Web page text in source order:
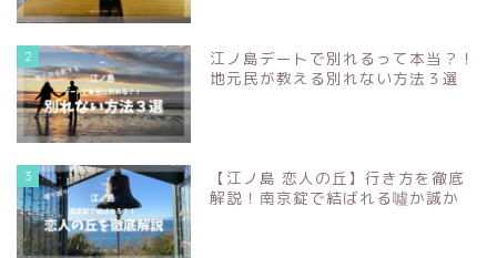
2
江ノ島デートで別れるって本当？！
地元民が教える別れない方法３選
3
【江ノ島 恋人の丘】行き方を徹底
解説！南京錠で結ばれる噓か誠か